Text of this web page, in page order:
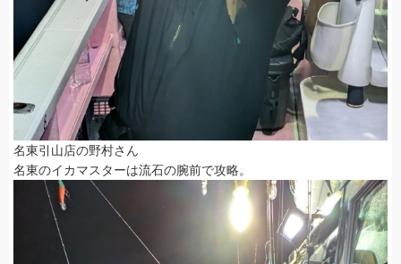
名東引山店の野村さん
名東のイカマスターは流石の腕前で攻略。